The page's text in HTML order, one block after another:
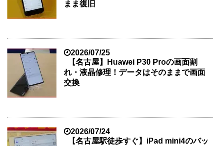
まま復旧
2026/07/25
【名古屋】Huawei P30 Proの画面割
れ・液晶修理！データはそのままで画面
交換
2026/07/24
【名古屋駅徒歩すぐ】iPad mini4のバッ